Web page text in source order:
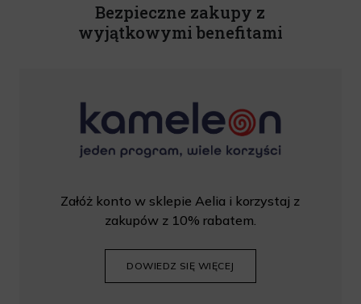
Bezpieczne zakupy z
wyjątkowymi benefitami
Załóż konto w sklepie Aelia i korzystaj z
zakupów z 10% rabatem.
DOWIEDZ SIĘ WIĘCEJ